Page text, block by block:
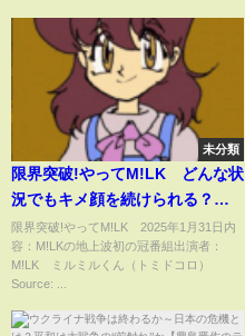
未分類
限界突破!やってM!LK どんな状
況でもキメ顔を続けられる？ 1
月31日
限界突破!やってM!LK 2025年1月31日内
容：M!LKの地上波初の冠番組出演者：
M!LK ミルミルくん（トミドコロ）
Source: ...